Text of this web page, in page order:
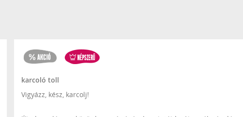
karcoló toll
Vigyázz, kész, karcolj!